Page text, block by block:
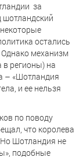
за
шотландский
остались
Однако механизм
в регионы) на
– «Шотландия
и ее нельзя
по поводу
что королева
Но Шотландия не
подобные